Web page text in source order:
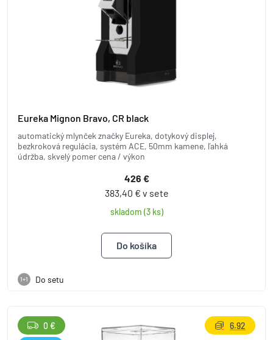
Eureka Mignon Bravo, CR black
automatický mlynček značky Eureka, dotykový displej,
bezkroková regulácia, systém ACE, 50mm kamene, ľahká
údržba, skvelý pomer cena / výkon
426 €
383,40 € v sete
skladom (3 ks)
1+1 Do setu
0 €
6.92